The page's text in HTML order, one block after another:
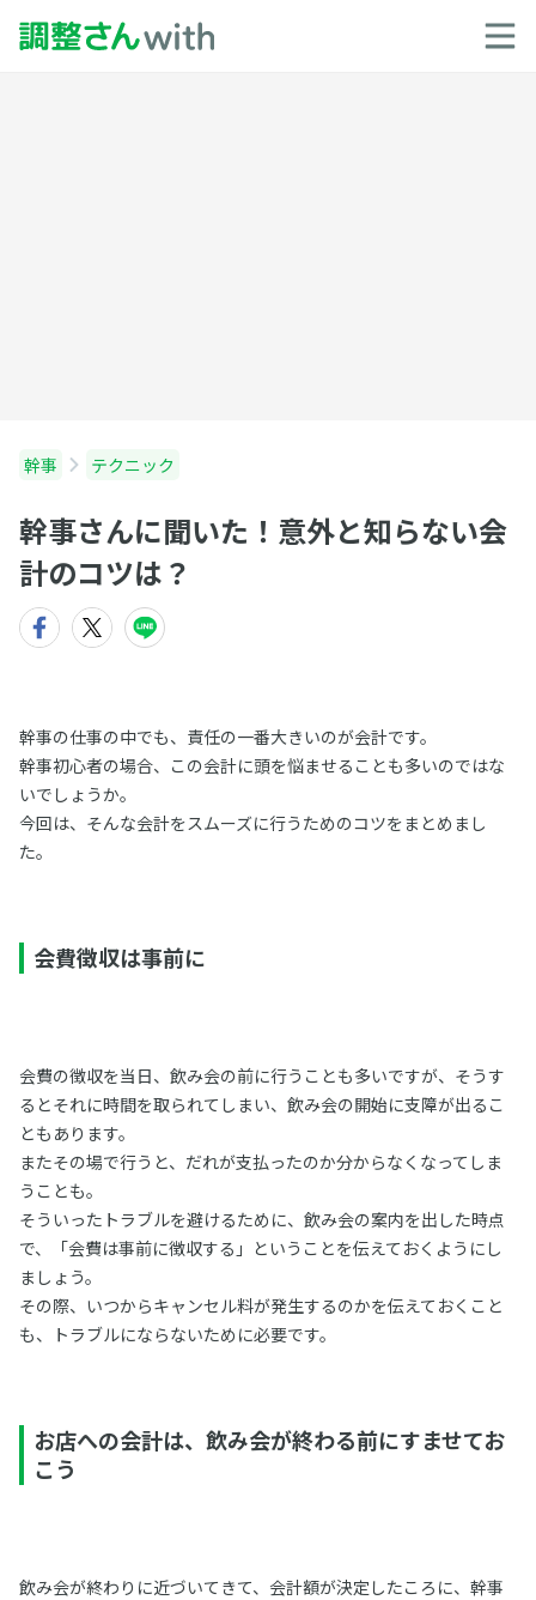
幹事 テクニック
幹事さんに聞いた！意外と知らない会
計のコツは？
幹事の仕事の中でも、責任の一番大きいのが会計です。
幹事初心者の場合、この会計に頭を悩ませることも多いのではな
いでしょうか。
今回は、そんな会計をスムーズに行うためのコツをまとめまし
た。
会費徴収は事前に
会費の徴収を当日、飲み会の前に行うことも多いですが、そうす
るとそれに時間を取られてしまい、飲み会の開始に支障が出るこ
ともあります。
またその場で行うと、だれが支払ったのか分からなくなってしま
うことも。
そういったトラブルを避けるために、飲み会の案内を出した時点
で、「会費は事前に徴収する」ということを伝えておくようにし
ましょう。
その際、いつからキャンセル料が発生するのかを伝えておくこと
も、トラブルにならないために必要です。
お店への会計は、飲み会が終わる前にすませてお
こう
飲み会が終わりに近づいてきて、会計額が決定したころに、幹事